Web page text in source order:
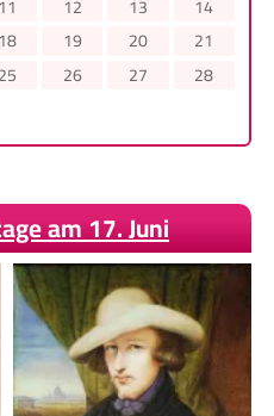
11 12 13
14
18 19 20
21
25 26 27
28
am 17. Juni